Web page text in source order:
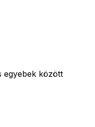
egyebek között